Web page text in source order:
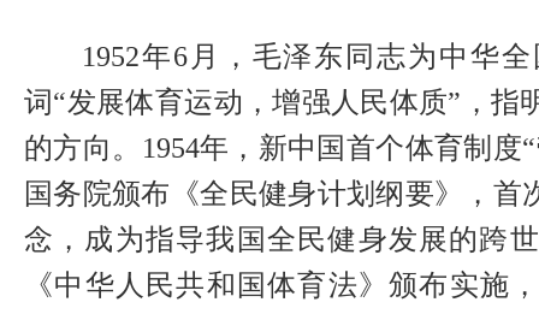
1952年6月，毛泽东同志为中华全
词“发展体育运动，增强人民体质”，指
的方向。1954年，新中国首个体育制度
国务院颁布《全民健身计划纲要》，首
念，成为指导我国全民健身发展的跨
《中华人民共和国体育法》颁布实施